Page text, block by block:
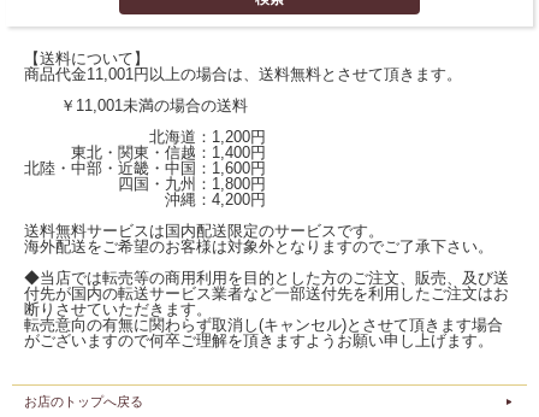
【送料について】
商品代金11,001円以上の場合は、送料無料とさせて頂きます。
￥11,001未満の場合の送料
北海道：1,200円
東北・関東・信越：1,400円
北陸・中部・近畿・中国：1,600円
四国・九州：1,800円
沖縄：4,200円
送料無料サービスは国内配送限定のサービスです。
海外配送をご希望のお客様は対象外となりますのでご了承下さい。
◆当店では転売等の商用利用を目的とした方のご注文、販売、及び送
付先が国内の転送サービス業者など一部送付先を利用したご注文はお
断りさせていただきます。
転売意向の有無に関わらず取消し(キャンセル)とさせて頂きます場合
がございますので何卒ご理解を頂きますようお願い申し上げます。
お店のトップへ戻る